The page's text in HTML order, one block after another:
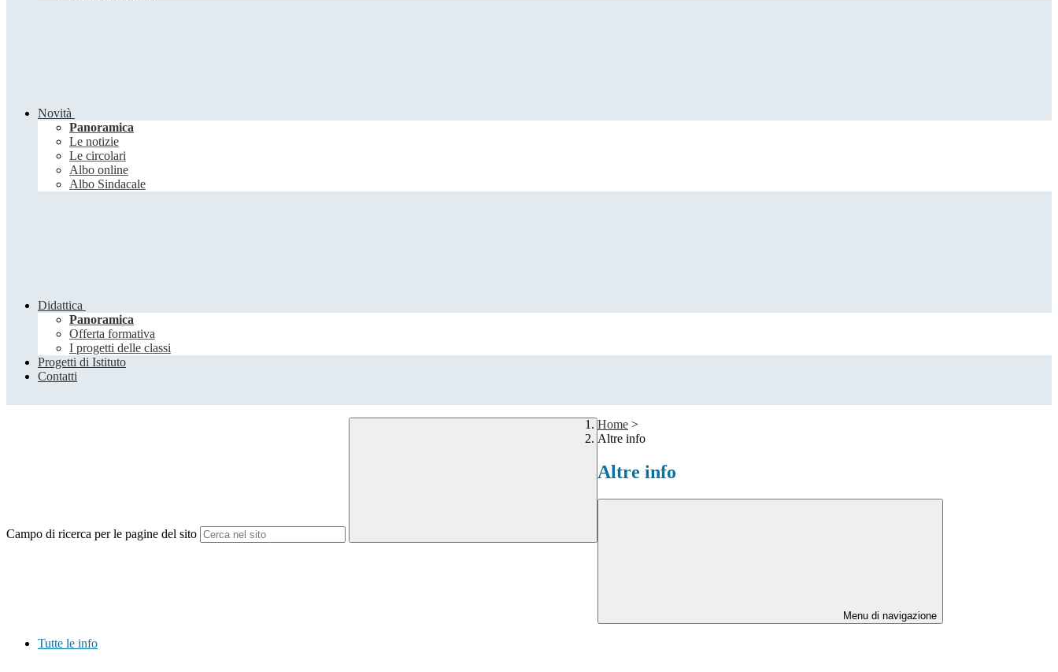
Novità
Panoramica
Le notizie
Le circolari
Albo online
Albo Sindacale
Didattica
Panoramica
Offerta formativa
I progetti delle classi
Progetti di Istituto
Contatti
Campo di ricerca per le pagine del sito
Home >
Altre info
Altre info
Menu di navigazione
Tutte le info